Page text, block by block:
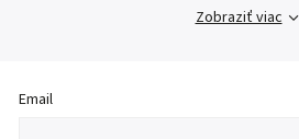
Zobraziť viac
Email